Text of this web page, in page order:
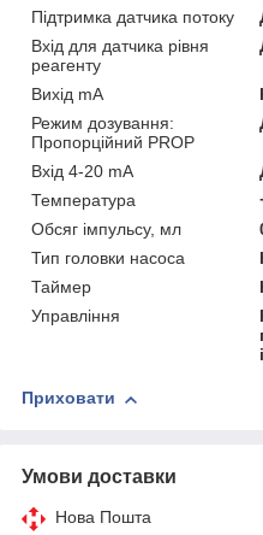
Підтримка датчика потоку
Вхід для датчика рівня
реагенту
Вихід mA
Режим дозування:
Пропорційний PROP
Вхід 4-20 mA
Температура
Обсяг імпульсу, мл
Тип головки насоса
Таймер
Управління
Приховати
Умови доставки
Нова Пошта